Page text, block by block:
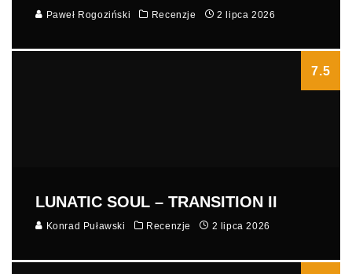
Paweł Rogoziński Recenzje 2 lipca 2026
7.5
LUNATIC SOUL – TRANSITION II
Konrad Puławski Recenzje 2 lipca 2026